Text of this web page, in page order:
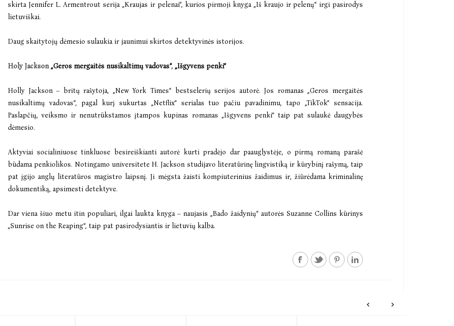
skirta Jennifer L. Armentrout serija „Kraujas ir pelenai“, kurios pirmoji knyga „Iš kraujo ir pelenų“ irgi pasirodys
lietuviškai.
Daug skaitytojų dėmesio sulaukia ir jaunimui skirtos detektyvinės istorijos.
Holy Jackson„Geros mergaitės nusikaltimų vadovas“, „Išgyvens penki“
Holly Jackson – britų rašytoja, „New York Times“ bestselerių serijos autorė. Jos romanas„Geros mergaitės
nusikaltimų vadovas“, pagal kurį sukurtas „Netflix“ serialas tuo pačiu pavadinimu, tapo „TikTok“ sensacija.
Paslapčių, veiksmo ir nenutrūkstamos įtampos kupinas romanas „Išgyvens penki“taip pat sulaukė daugybės
dėmesio.
Aktyviai socialiniuose tinkluose besireiškianti autorė kurti pradėjo dar paauglystėje, o pirmą romaną parašė
būdama penkiolikos. Notingamo universitete H. Jackson studijavo literatūrinę lingvistiką ir kūrybinį rašymą, taip
pat įgijo anglų literatūros magistro laipsnį. Ji mėgsta žaisti kompiuterinius žaidimus ir, žiūrėdama kriminalinę
dokumentiką, apsimesti detektyve.
Dar viena šiuo metu itin populiari, ilgai laukta knyga – naujasis „Bado žaidynių“ autorės Suzanne Collins kūrinys
„Sunrise on the Reaping“, taip pat pasirodysiantis ir lietuvių kalba.